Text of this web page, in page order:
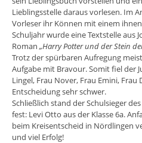
Lieblingsstelle daraus vorlesen. Im
Vorleser ihr Können mit einem
Schuljahr wurde eine Textstelle aus
Roman „Harry Potter und der Stein
Trotz der spürbaren Aufregung
Aufgabe mit Bravour. Somit fiel der
Lingel, Frau Nover, Frau Emini,
Entscheidung sehr schwer.
Schließlich stand der Schulsieger
fest: Levi Otto aus der Klasse 6a.
beim Kreisentscheid in Nördlingen
und viel Erfolg!